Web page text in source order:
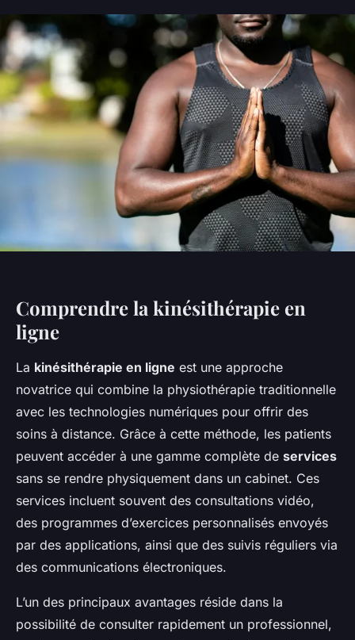
Comprendre la kinésithérapie en
ligne
La kinésithérapie en ligne est une approche
novatrice qui combine la physiothérapie traditionnelle
avec les technologies numériques pour offrir des
soins à distance. Grâce à cette méthode, les patients
peuvent accéder à une gamme complète de services
sans se rendre physiquement dans un cabinet. Ces
services incluent souvent des consultations vidéo,
des programmes d’exercices personnalisés envoyés
par des applications, ainsi que des suivis réguliers via
des communications électroniques.
L’un des principaux avantages réside dans la
possibilité de consulter rapidement un professionnel,